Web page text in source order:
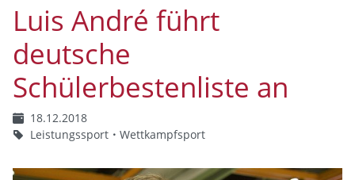
Luis André führt
deutsche
Schülerbestenliste an
18.12.2018
Leistungssport
Wettkampfsport